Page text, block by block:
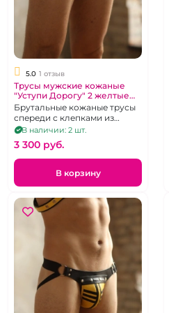
5.0 1 отзыв
Трусы мужские кожаные
"Уступи Дорогу" 2 желтые
полоски
Брутальные кожаные трусы
спереди с клепками из
металла.Размер 40-50
В наличии: 2 шт.
3 300 pуб.
В корзину